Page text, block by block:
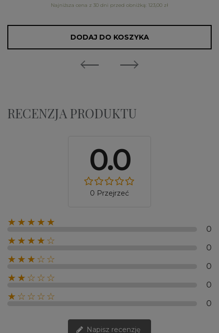
Najniższa cena z 30 dni przed obniżką: 123,00 zł
DODAJ DO KOSZYKA
RECENZJA PRODUKTU
0.0
0 Przejrzeć
★★★★★
0
★★★★☆
0
★★★☆☆
0
★★☆☆☆
0
★☆☆☆☆
0
Napisz recenzję